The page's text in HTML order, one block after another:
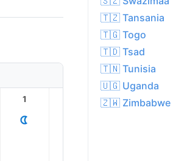
1 3 4
🇹🇿 Tansania
🇹🇬 Togo
🇹🇩 Tsad
🇹🇳 Tunisia
🇺🇬 Uganda
🇿🇼 Zimbabwe